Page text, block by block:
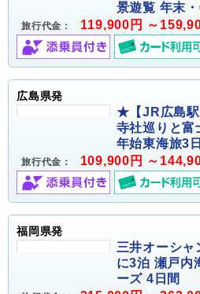
景遊覧 年末
旅行代金： 119,900円 ～
広島県発
★【JR広島
寺社巡りと富
年始東海旅3
旅行代金： 109,900円 ～
福岡県発
三井オーシャ
に3泊 瀬戸内
ーズ 4日間